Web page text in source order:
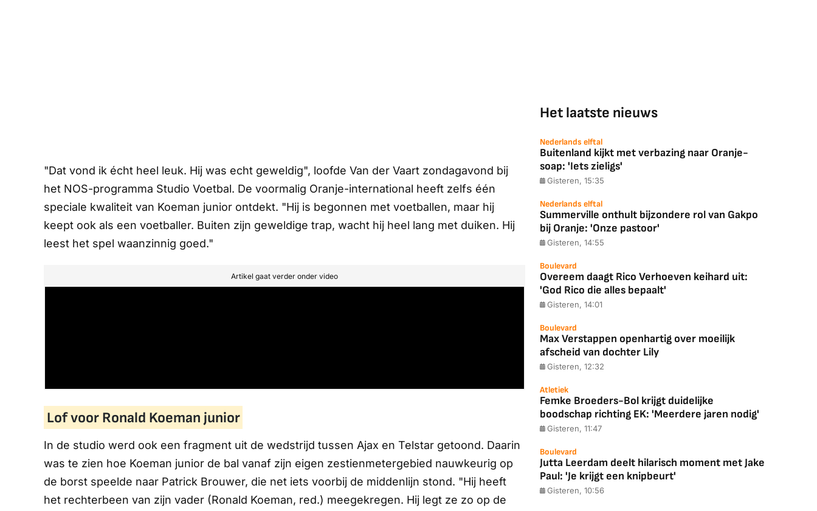
"Dat vond ik écht heel leuk. Hij was echt geweldig", loofde Van der Vaart zondagavond bij
het NOS-programma Studio Voetbal. De voormalig Oranje-international heeft zelfs één
speciale kwaliteit van Koeman junior ontdekt. "Hij is begonnen met voetballen, maar hij
keept ook als een voetballer. Buiten zijn geweldige trap, wacht hij heel lang met duiken. Hij
leest het spel waanzinnig goed."
Artikel gaat verder onder video
Lof voor Ronald Koeman junior
In de studio werd ook een fragment uit de wedstrijd tussen Ajax en Telstar getoond. Daarin
was te zien hoe Koeman junior de bal vanaf zijn eigen zestienmetergebied nauwkeurig op
de borst speelde naar Patrick Brouwer, die net iets voorbij de middenlijn stond. "Hij heeft
het rechterbeen van zijn vader (Ronald Koeman, red.) meegekregen. Hij legt ze zo op de
Het laatste nieuws
Nederlands elftal
Buitenland kijkt met verbazing naar Oranje-
soap: 'Iets zieligs'
Gisteren, 15:35
Nederlands elftal
Summerville onthult bijzondere rol van Gakpo
bij Oranje: 'Onze pastoor'
Gisteren, 14:55
Boulevard
Overeem daagt Rico Verhoeven keihard uit:
'God Rico die alles bepaalt'
Gisteren, 14:01
Boulevard
Max Verstappen openhartig over moeilijk
afscheid van dochter Lily
Gisteren, 12:32
Atletiek
Femke Broeders-Bol krijgt duidelijke
boodschap richting EK: 'Meerdere jaren nodig'
Gisteren, 11:47
Boulevard
Jutta Leerdam deelt hilarisch moment met Jake
Paul: 'Je krijgt een knipbeurt'
Gisteren, 10:56